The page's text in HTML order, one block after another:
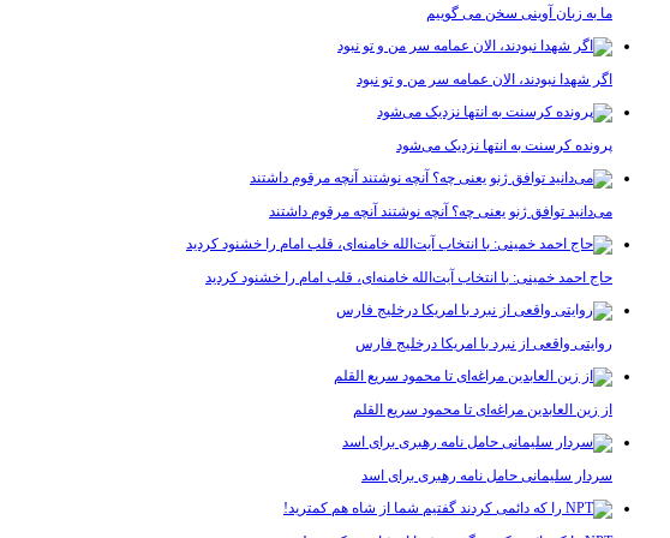
ما به زبان آوینی سخن می گوییم
اگر شهدا نبودند، الان عمامه سر من و تو نبود
پرونده کرسنت به انتها نزدیک می‌شود
می‌دانید توافق ژنو یعنی چه؟ آنچه نوشتند آنچه مرقوم داشتند
حاج احمد خمینی: با انتخاب آیت‌الله خامنه‌ای، قلب امام را خشنود کردید
روایتی واقعی از نبرد با امریکا درخلیج فارس
از زین العابدین مراغه‌ای تا محمود سریع القلم
سردار سلیمانی حامل نامه رهبری برای اسد